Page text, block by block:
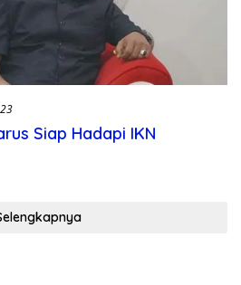
Siap Hadapi IKN